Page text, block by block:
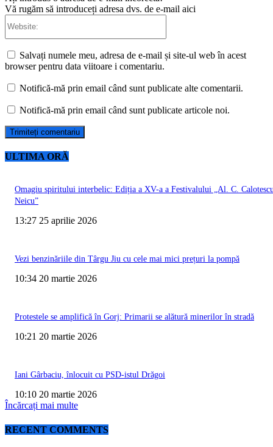
Vă rugăm să introduceți adresa dvs. de e-mail aici
Salvați numele meu, adresa de e-mail și site-ul web în acest
browser pentru data viitoare i comentariu.
Notifică-mă prin email când sunt publicate alte comentarii.
Notifică-mă prin email când sunt publicate articole noi.
ULTIMA ORĂ
Omagiu spiritului interbelic: Ediția a XV-a a Festivalului „Al. C.
Neicu”
13:27 25 aprilie 2026
Vezi benzinăriile din Târgu Jiu cu cele mai mici prețuri la pompă
10:34 20 martie 2026
Protestele se amplifică în Gorj: Primarii se alătură minerilor în stradă
10:21 20 martie 2026
Iani Gârbaciu, înlocuit cu PSD-istul Drăgoi
10:10 20 martie 2026
Încărcați mai multe
RECENT COMMENTS